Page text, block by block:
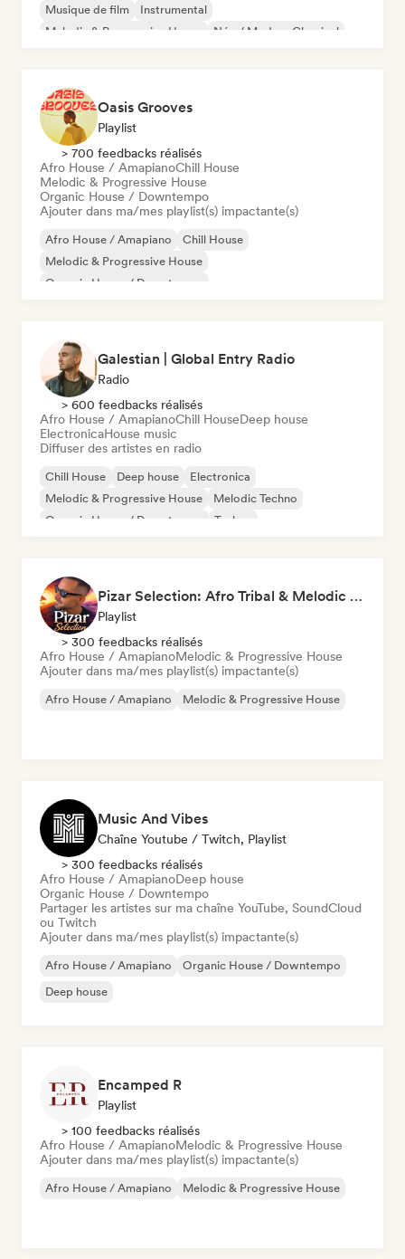
Musique de film
Instrumental
Melodic & Progressive House
Néo / Modern Classical
Oasis Grooves
Playlist
> 700 feedbacks réalisés
Afro House / AmapianoChill House
Melodic & Progressive House
Organic House / Downtempo
Ajouter dans ma/mes playlist(s) impactante(s)
Afro House / Amapiano
Chill House
Melodic & Progressive House
Organic House / Downtempo
Galestian | Global Entry Radio
Radio
> 600 feedbacks réalisés
Afro House / AmapianoChill HouseDeep house
ElectronicaHouse music
Diffuser des artistes en radio
Chill House Deep house
Electronica
Melodic & Progressive House
Melodic Techno
Organic House / Downtempo
Techno
Pizar Selection: Afro Tribal & Melodic House
Playlist
> 300 feedbacks réalisés
Afro House / AmapianoMelodic & Progressive House
Ajouter dans ma/mes playlist(s) impactante(s)
Afro House / Amapiano Melodic & Progressive House
Music And Vibes
Chaîne Youtube / Twitch, Playlist
> 300 feedbacks réalisés
Afro House / AmapianoDeep house
Organic House / Downtempo
Partager les artistes sur ma chaîne YouTube, SoundCloud
ou Twitch
Ajouter dans ma/mes playlist(s) impactante(s)
Afro House / Amapiano
Organic House / Downtempo
Deep house
Encamped R
Playlist
> 100 feedbacks réalisés
Afro House / AmapianoMelodic & Progressive House
Ajouter dans ma/mes playlist(s) impactante(s)
Afro House / Amapiano Melodic & Progressive House